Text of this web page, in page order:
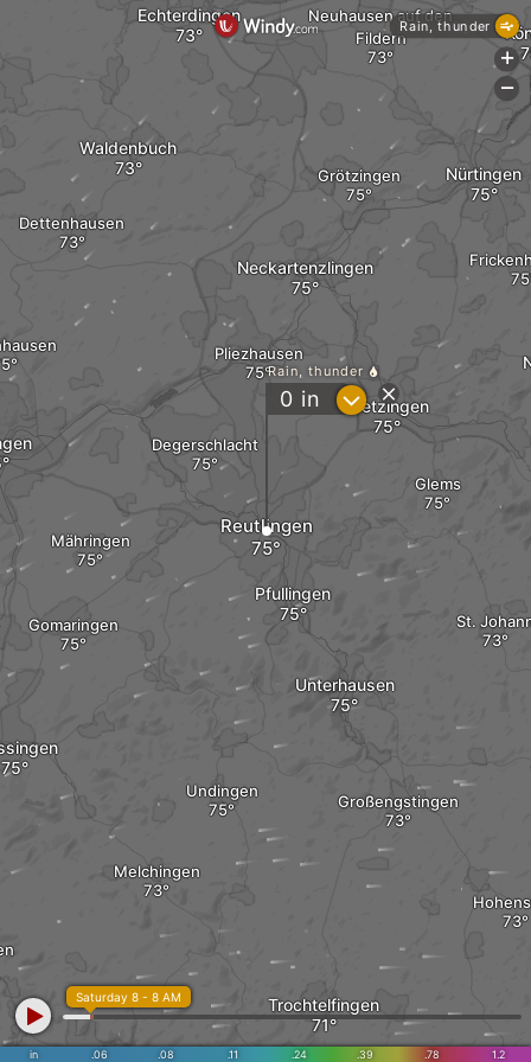
Pfullingen
Degerschlacht
Reutlingen
Pliezhausen
Metzingen
Glems
Neckartenzlingen
Echterdingen
Grötzingen
Neuhausen auf den
Fildern
Mähringen
Melchingen
Undingen
Unterhausen
Großengstingen
Dettenhausen
Waldenbuch
Nürtingen
Gomaringen St.
Trochtelfingen
Burladingen
Rain, thunder
0 in ?
in .06 .08 .11 .24 .39 .78 1.2
Saturday 8 - 8 AM
Rain, thunder
+
-